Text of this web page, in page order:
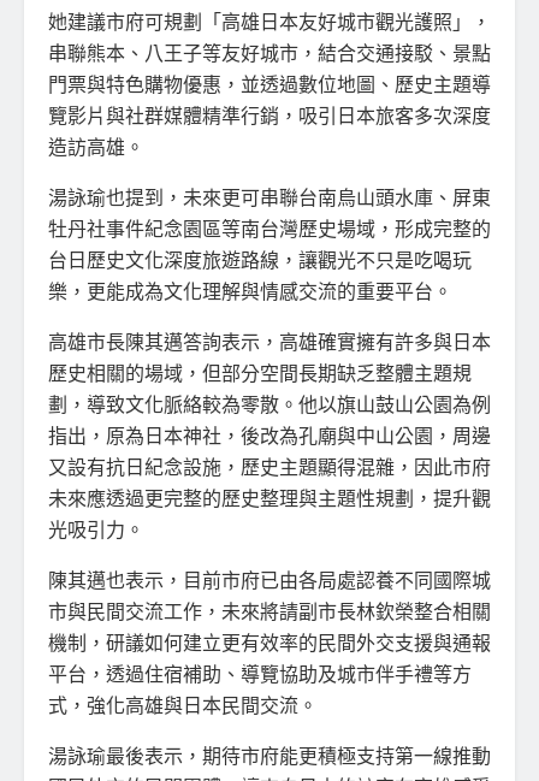
她建議市府可規劃「高雄日本友好城市觀光護照」，
串聯熊本、八王子等友好城市，結合交通接駁、景點
門票與特色購物優惠，並透過數位地圖、歷史主題導
覽影片與社群媒體精準行銷，吸引日本旅客多次深度
造訪高雄。
湯詠瑜也提到，未來更可串聯台南烏山頭水庫、屏東
牡丹社事件紀念園區等南台灣歷史場域，形成完整的
台日歷史文化深度旅遊路線，讓觀光不只是吃喝玩
樂，更能成為文化理解與情感交流的重要平台。
高雄市長陳其邁答詢表示，高雄確實擁有許多與日本
歷史相關的場域，但部分空間長期缺乏整體主題規
劃，導致文化脈絡較為零散。他以旗山鼓山公園為例
指出，原為日本神社，後改為孔廟與中山公園，周邊
又設有抗日紀念設施，歷史主題顯得混雜，因此市府
未來應透過更完整的歷史整理與主題性規劃，提升觀
光吸引力。
陳其邁也表示，目前市府已由各局處認養不同國際城
市與民間交流工作，未來將請副市長林欽榮整合相關
機制，研議如何建立更有效率的民間外交支援與通報
平台，透過住宿補助、導覽協助及城市伴手禮等方
式，強化高雄與日本民間交流。
湯詠瑜最後表示，期待市府能更積極支持第一線推動